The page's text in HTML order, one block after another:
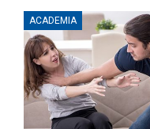
ACADEMIA